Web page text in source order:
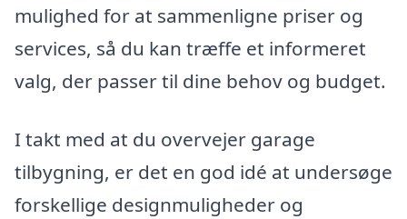
mulighed for at sammenligne priser og
services, så du kan træffe et informeret
valg, der passer til dine behov og budget.
I takt med at du overvejer garage
tilbygning, er det en god idé at undersøge
forskellige designmuligheder og